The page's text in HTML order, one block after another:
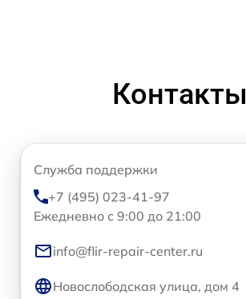
Контакты
Служба поддержки
+7 (495) 023-41-97
Ежедневно с 9:00 до 21:00
info@flir-repair-center.ru
Новослободская улица, дом 4